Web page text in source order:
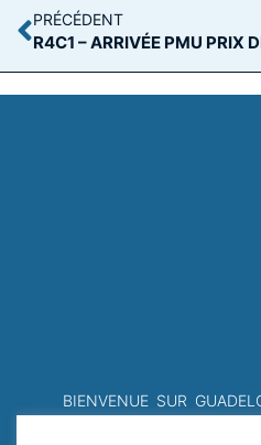
PRÉCÉDENT
BIENVENUE SUR
DANS LES DOM-TOM.